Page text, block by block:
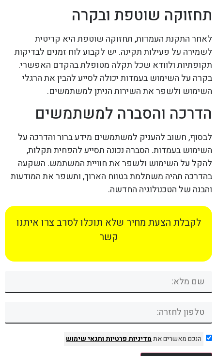
תחזוקה שוטפת ובקרה
לאחר התקנת העמדות, תחזוקה שוטפת היא קריטית
לשמירה על פעילות תקינה. יש לקבוע לוח זמנים לבדיקות
תקופתיות ולוודא שכל תקלה מטופלת בהקדם האפשרי.
בקרה על השימוש בעמדות יכולה לסייע להבין את הרגלי
השימוש ולשפר את השירות הניתן למשתמשים.
הדרכה והסברה למשתמשים
לבסוף, חשוב להעניק למשתמשים מידע ברור והדרכה על
השימוש בעמדות. הסברה נכונה תסייע להפחית תקלות,
להקל על השימוש ולשפר את חוויית המשתמש. השקעה
בהדרכה תהיה משתלמת בטווח הארוך, ותשפר את המודעות
והבנה של הטכנולוגיה החדשה.
לקבלת הצעת מחיר שלא תוכלו לסרב צרו איתנו
קשר
הנכם מאשרים אתמדיניות פרטיותותנאי שימוש